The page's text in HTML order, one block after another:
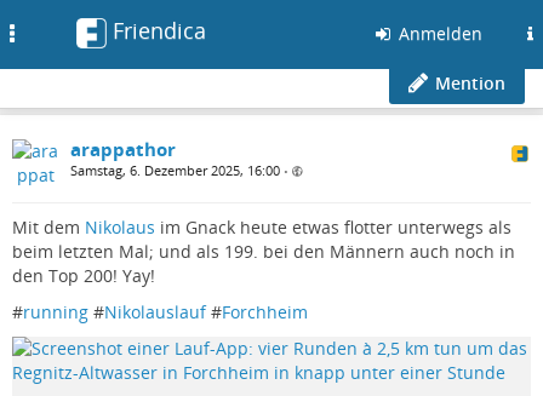
Friendica Anmelden
Mention
arappathor
Samstag, 6. Dezember 2025, 16:00 •
Mit dem Nikolaus im Gnack heute etwas flotter unterwegs als
beim letzten Mal; und als 199. bei den Männern auch noch in
den Top 200! Yay!
#running #Nikolauslauf#Forchheim